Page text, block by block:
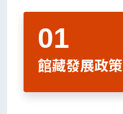
館藏發展政策